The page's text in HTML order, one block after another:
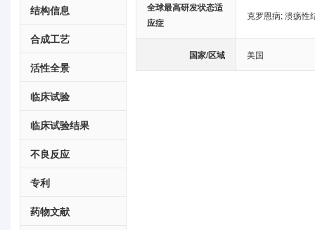
结构信息
合成工艺
活性全景
临床试验
临床试验结果
不良反应
专利
药物文献
全球最高研发状态适
应症
克罗恩病;溃疡性
国家/区域 美国